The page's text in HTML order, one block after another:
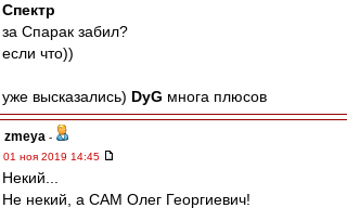
Спектр
за Спарак забил?
если что))
уже высказались) DyG многа плюсов
zmeya -
01 ноя 2019 14:45
Некий...
Не некий, а САМ Олег Георгиевич!